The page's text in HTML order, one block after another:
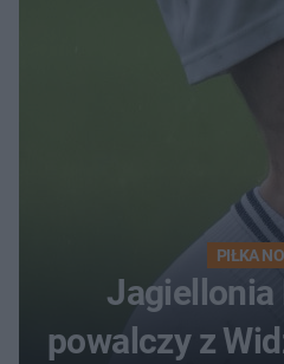
PIŁKA
Jagiellonia
powalczy z